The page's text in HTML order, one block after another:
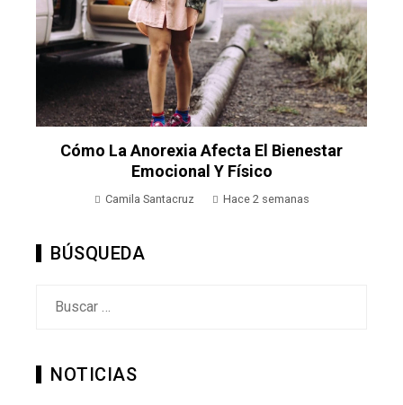
Cómo La Anorexia Afecta El Bienestar
Emocional Y Físico
Camila Santacruz Hace 2 semanas
BÚSQUEDA
NOTICIAS